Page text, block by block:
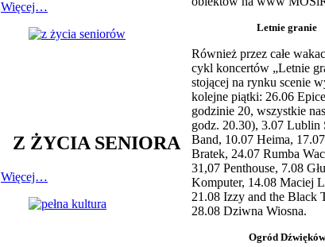
Więcej…
Z ŻYCIA SENIORA
Więcej…
Letnie granie
Również przez całe
cykl koncertów „Letnie
stojącej na rynku scenie
kolejne piątki: 26.06
godzinie 20, wszystkie
godz. 20.30), 3.07 Lublin
Band, 10.07 Heima,
Bratek, 24.07 Rumba
31,07 Penthouse, 7.08
Komputer, 14.08 Maciej
21.08 Izzy and the Black
28.08 Dziwna Wiosna.
Ogród Dźwięków